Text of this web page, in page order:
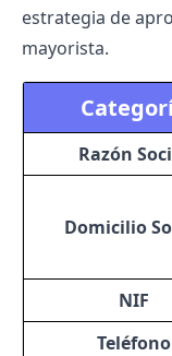
estrategia de
mayorista.
Razón
Domicilio
NIF
Teléfono